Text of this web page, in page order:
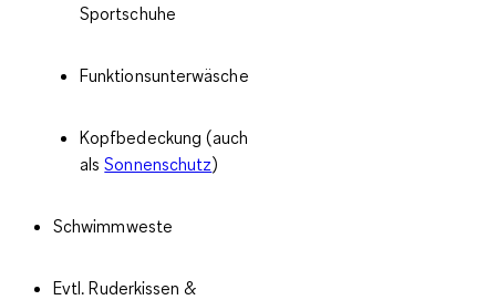
Sportschuhe
Funktionsunterwäsche
Kopfbedeckung (auch
alsSonnenschutz)
Schwimmweste
Evtl. Ruderkissen &